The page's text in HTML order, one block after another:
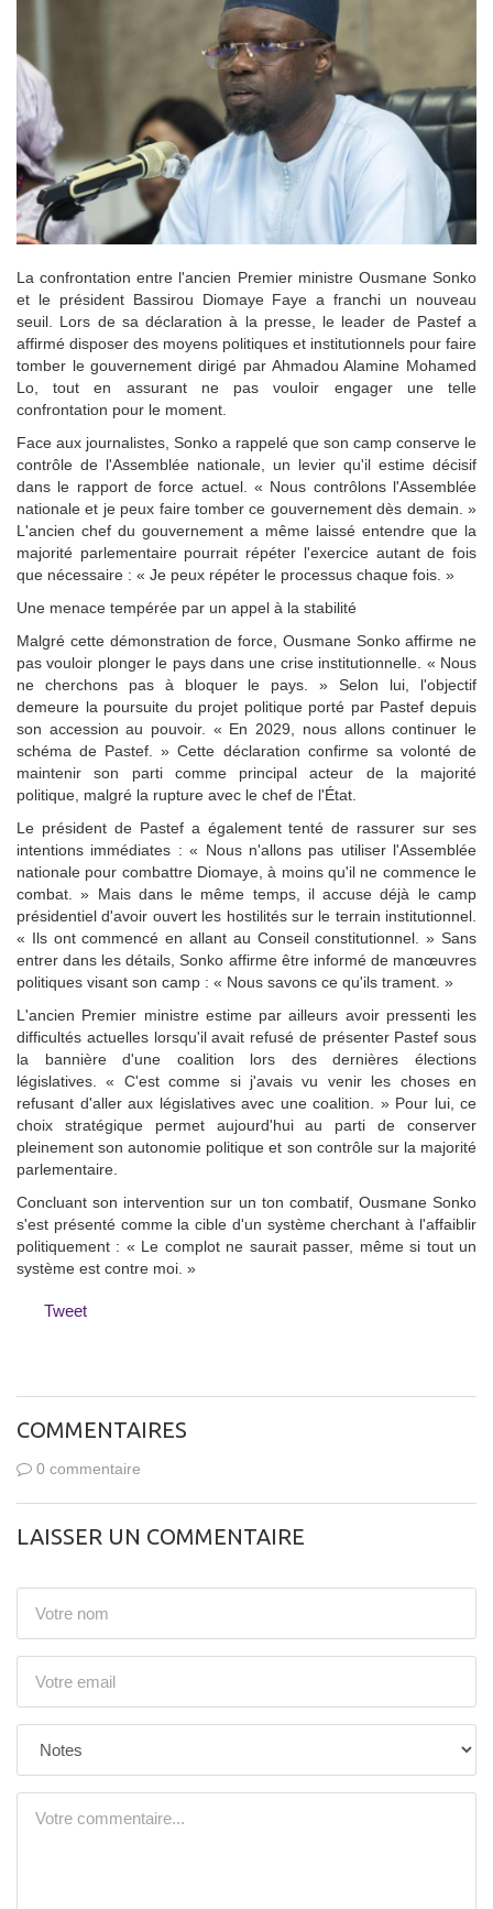
La confrontation entre l'ancien Premier ministre Ousmane Sonko
et le président Bassirou Diomaye Faye a franchi un nouveau
seuil. Lors de sa déclaration à la presse, le leader de Pastef a
affirmé disposer des moyens politiques et institutionnels pour faire
tomber le gouvernement dirigé par Ahmadou Alamine Mohamed
Lo, tout en assurant ne pas vouloir engager une telle
confrontation pour le moment.
Face aux journalistes, Sonko a rappelé que son camp conserve le
contrôle de l'Assemblée nationale, un levier qu'il estime décisif
dans le rapport de force actuel. « Nous contrôlons l'Assemblée
nationale et je peux faire tomber ce gouvernement dès demain. »
L'ancien chef du gouvernement a même laissé entendre que la
majorité parlementaire pourrait répéter l'exercice autant de fois
que nécessaire : « Je peux répéter le processus chaque fois. »
Une menace tempérée par un appel à la stabilité
Malgré cette démonstration de force, Ousmane Sonko affirme ne
pas vouloir plonger le pays dans une crise institutionnelle. « Nous
ne cherchons pas à bloquer le pays. » Selon lui, l'objectif
demeure la poursuite du projet politique porté par Pastef depuis
son accession au pouvoir. « En 2029, nous allons continuer le
schéma de Pastef. » Cette déclaration confirme sa volonté de
maintenir son parti comme principal acteur de la majorité
politique, malgré la rupture avec le chef de l'État.
Le président de Pastef a également tenté de rassurer sur ses
intentions immédiates : « Nous n'allons pas utiliser l'Assemblée
nationale pour combattre Diomaye, à moins qu'il ne commence le
combat. » Mais dans le même temps, il accuse déjà le camp
présidentiel d'avoir ouvert les hostilités sur le terrain institutionnel.
« Ils ont commencé en allant au Conseil constitutionnel. » Sans
entrer dans les détails, Sonko affirme être informé de manœuvres
politiques visant son camp : « Nous savons ce qu'ils trament. »
L'ancien Premier ministre estime par ailleurs avoir pressenti les
difficultés actuelles lorsqu'il avait refusé de présenter Pastef sous
la bannière d'une coalition lors des dernières élections
législatives. « C'est comme si j'avais vu venir les choses en
refusant d'aller aux législatives avec une coalition. » Pour lui, ce
choix stratégique permet aujourd'hui au parti de conserver
pleinement son autonomie politique et son contrôle sur la majorité
parlementaire.
Concluant son intervention sur un ton combatif, Ousmane Sonko
s'est présenté comme la cible d'un système cherchant à l'affaiblir
politiquement : « Le complot ne saurait passer, même si tout un
système est contre moi. »
Tweet
COMMENTAIRES
0 commentaire
LAISSER UN COMMENTAIRE